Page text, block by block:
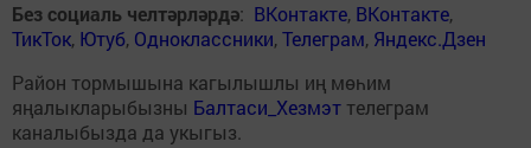
Без социаль челтәрләрдә: ВКонтакте, ВКонтакте,
ТикТок, Ютуб, Одноклассники,Телеграм, Яндекс.Дзен
Район тормышына кагылышлы иң мөһим
яңалыкларыбызны Балтаси_Хезмэт телеграм
каналыбызда да укыгыз.